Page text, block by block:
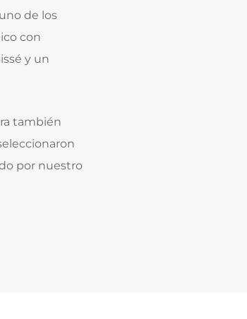
de los
con
y un
también
por nuestro